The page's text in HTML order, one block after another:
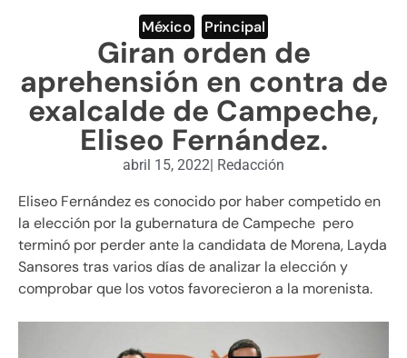
ENGLISH SECTION
VIDEOS
México Principal
Giran orden de
aprehensión en contra de
exalcalde de Campeche,
Eliseo Fernández.
abril 15, 2022| Redacción
Eliseo Fernández es conocido por haber competido en
la elección por la gubernatura de Campeche pero
terminó por perder ante la candidata de Morena, Layda
Sansores tras varios días de analizar la elección y
comprobar que los votos favorecieron a la morenista.